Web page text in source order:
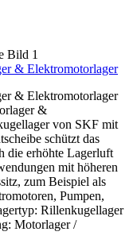
& Elektromotorlager
& Elektromotorlager
&
von SKF mit
schützt das
die erhöhte Lagerluft
mit höheren
zum Beispiel als
Pumpen,
Rillenkugellager
Motorlager /